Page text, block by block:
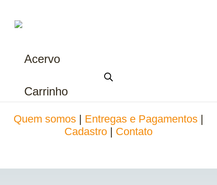
Acervo
Carrinho
Quem somos Entregas e Pagamentos
Cadastro
Contato